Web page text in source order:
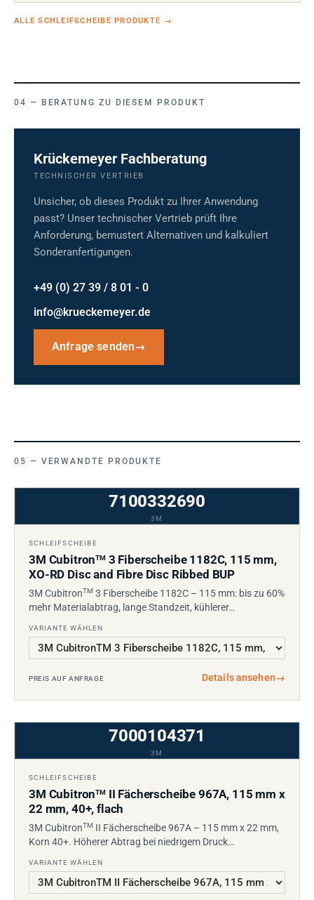
ALLE SCHLEIFSCHEIBE PRODUKTE →
BERATUNG ZU DIESEM PRODUKT
Krückemeyer Fachberatung
TECHNISCHER VERTRIEB
Unsicher, ob dieses Produkt zu Ihrer Anwendung
passt? Unser technischer Vertrieb prüft Ihre
Anforderung, bemustert Alternativen und kalkuliert
Sonderanfertigungen.
+49 (0) 27 39 / 8 01 - 0
info@krueckemeyer.de
Anfrage senden→
VERWANDTE PRODUKTE
7100332690
3M
SCHLEIFSCHEIBE
3M CubitronTM3 Fiberscheibe 1182C, 115 mm,
XO-RD Disc and Fibre Disc Ribbed BUP
3M CubitronTM 3 Fiberscheibe 1182C – 115 mm: bis zu 60%
mehr Materialabtrag, lange Standzeit, kühlerer…
VARIANTE WÄHLEN
PREIS AUF ANFRAGE Details ansehen→
7000104371
3M
SCHLEIFSCHEIBE
3M CubitronTMII Fächerscheibe 967A, 115 mm x
22 mm, 40+, flach
3M CubitronTM II Fächerscheibe 967A – 115 mm x 22 mm,
Korn 40+. Höherer Abtrag bei niedrigem Druck…
VARIANTE WÄHLEN